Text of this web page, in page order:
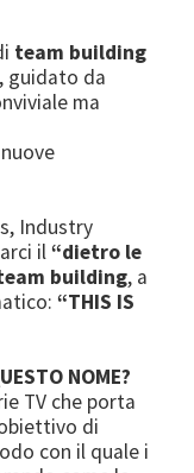
team building
guidato da
ma
Industry
il“dietro le
building, a
“THIS IS
NOME?
TV che porta
di
con il quale i